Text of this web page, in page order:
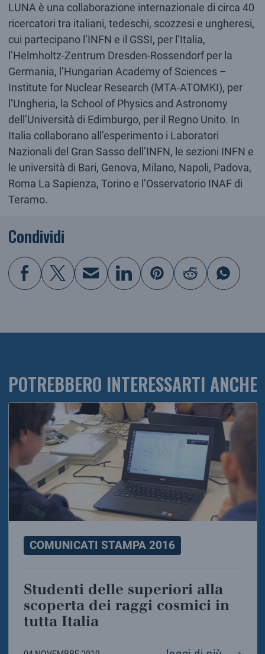
LUNA è una collaborazione internazionale di circa 40
ricercatori tra italiani, tedeschi, scozzesi e ungheresi,
cui partecipano l’INFN e il GSSI, per l’Italia,
l’Helmholtz-Zentrum Dresden-Rossendorf per la
Germania, l’Hungarian Academy of Sciences –
Institute for Nuclear Research (MTA-ATOMKI), per
l’Ungheria, la School of Physics and Astronomy
dell’Università di Edimburgo, per il Regno Unito. In
Italia collaborano all’esperimento i Laboratori
Nazionali del Gran Sasso dell’INFN, le sezioni INFN e
le università di Bari, Genova, Milano, Napoli, Padova,
Roma La Sapienza, Torino e l’Osservatorio INAF di
Teramo.
Condividi
POTREBBERO INTERESSARTI ANCHE
COMUNICATI STAMPA 2016
Studenti delle superiori alla
scoperta dei raggi cosmici in
tutta Italia